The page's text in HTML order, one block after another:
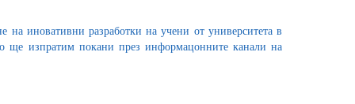
иновативни разработки на учени от университета в
ще изпратим покани през информацонните канали на